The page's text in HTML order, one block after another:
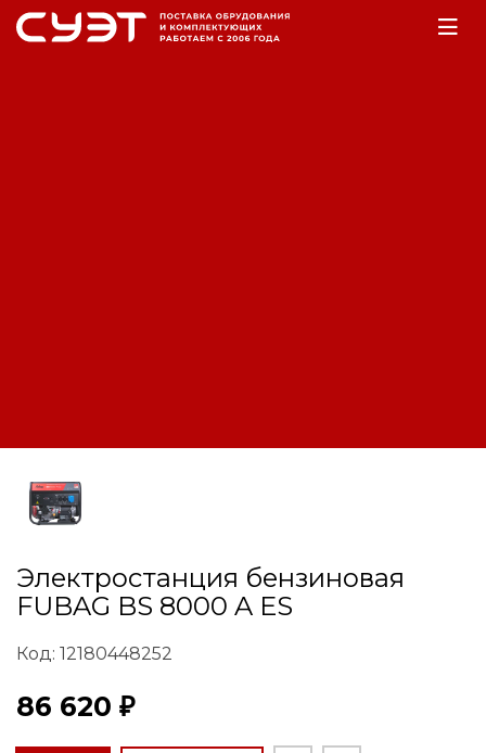
Электростанция бензиновая
FUBAG BS 8000 A ES
Код: 12180448252
86 620 ₽